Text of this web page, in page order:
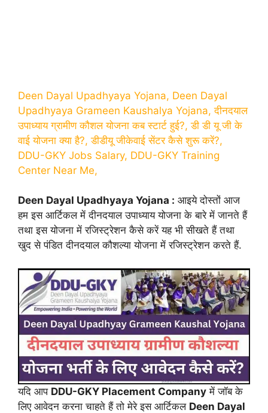
Deen Dayal Upadhyaya Yojana, Deen Dayal
Upadhyaya Grameen Kaushalya Yojana, दीनदयाल
उपाध्याय ग्रामीण कौशल योजना कब स्टार्ट हुई?, डी डी यू जी के
वाई योजना क्या है?, डीडीयू जीकेवाई सेंटर कैसे शुरू करें?,
DDU-GKY Jobs Salary, DDU-GKY Training
Center Near Me,
Deen Dayal Upadhyaya Yojana : आइये दोस्तों आज
हम इस आर्टिकल में दीनदयाल उपाध्याय योजना के बारे में जानते हैं
तथा इस योजना में रजिस्ट्रेशन कैसे करें यह भी सीखते हैं तथा
खुद से पंडित दीनदयाल कौशल्या योजना में रजिस्ट्रेशन करते हैं.
यदि आप DDU-GKY Placement Company में जॉब के
लिए आवेदन करना चाहते हैं तो मेरे इस आर्टिकल Deen Dayal